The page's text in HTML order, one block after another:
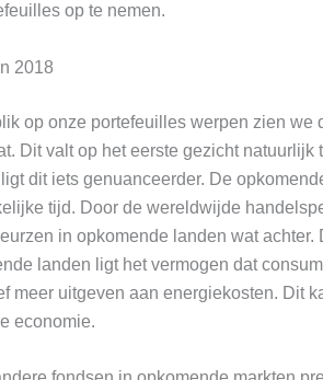
op te nemen.
2018
op onze portefeuilles werpen zien we
Dit valt op het eerste gezicht
dit iets genuanceerder. De
tijd. Door de wereldwijde
in opkomende landen wat
landen ligt het vermogen dat
meer uitgeven aan energiekosten. Dit
economie.